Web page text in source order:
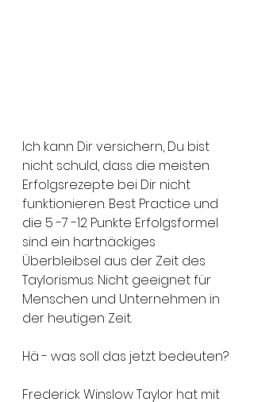
Ich kann Dir versichern, Du bist
nicht schuld, dass die meisten
Erfolgsrezepte bei Dir nicht
funktionieren. Best Practice und
die 5 -7 -12 Punkte Erfolgsformel
sind ein hartnäckiges
Überbleibsel aus der Zeit des
Taylorismus. Nicht geeignet für
Menschen und Unternehmen in
der heutigen Zeit.
Hä - was soll das jetzt bedeuten?
Frederick Winslow Taylor hat mit